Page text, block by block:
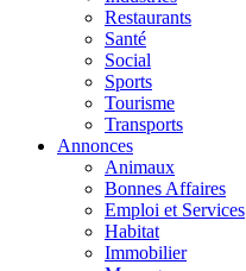
Restaurants
Santé
Social
Sports
Tourisme
Transports
Annonces
Animaux
Bonnes Affaires
Emploi et Services
Habitat
Immobilier